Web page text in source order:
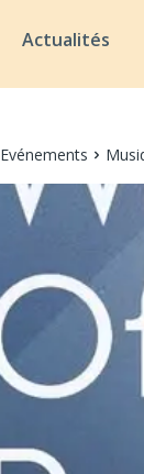
Actualités
Evénements